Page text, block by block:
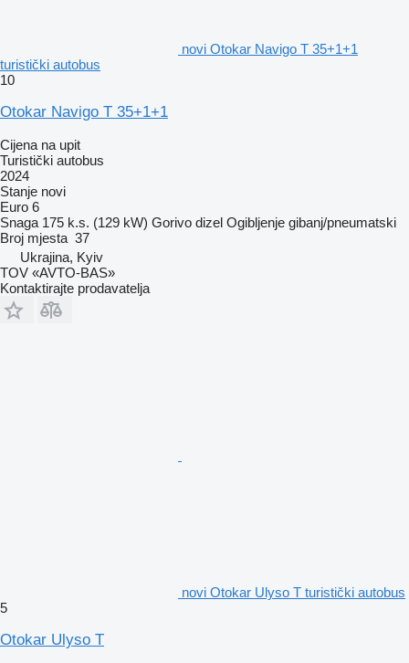
novi Otokar Navigo T 35+1+1
turistički autobus
10
Otokar Navigo T 35+1+1
Cijena na upit
Turistički autobus
2024
Stanje novi
Euro 6
Snaga 175 k.s. (129 kW) Gorivo dizel Ogibljenje gibanj/pneumatski
Broj mjesta 37
Ukrajina, Kyiv
TOV «AVTO-BAS»
Kontaktirajte prodavatelja
novi Otokar Ulyso T turistički autobus
5
Otokar Ulyso T